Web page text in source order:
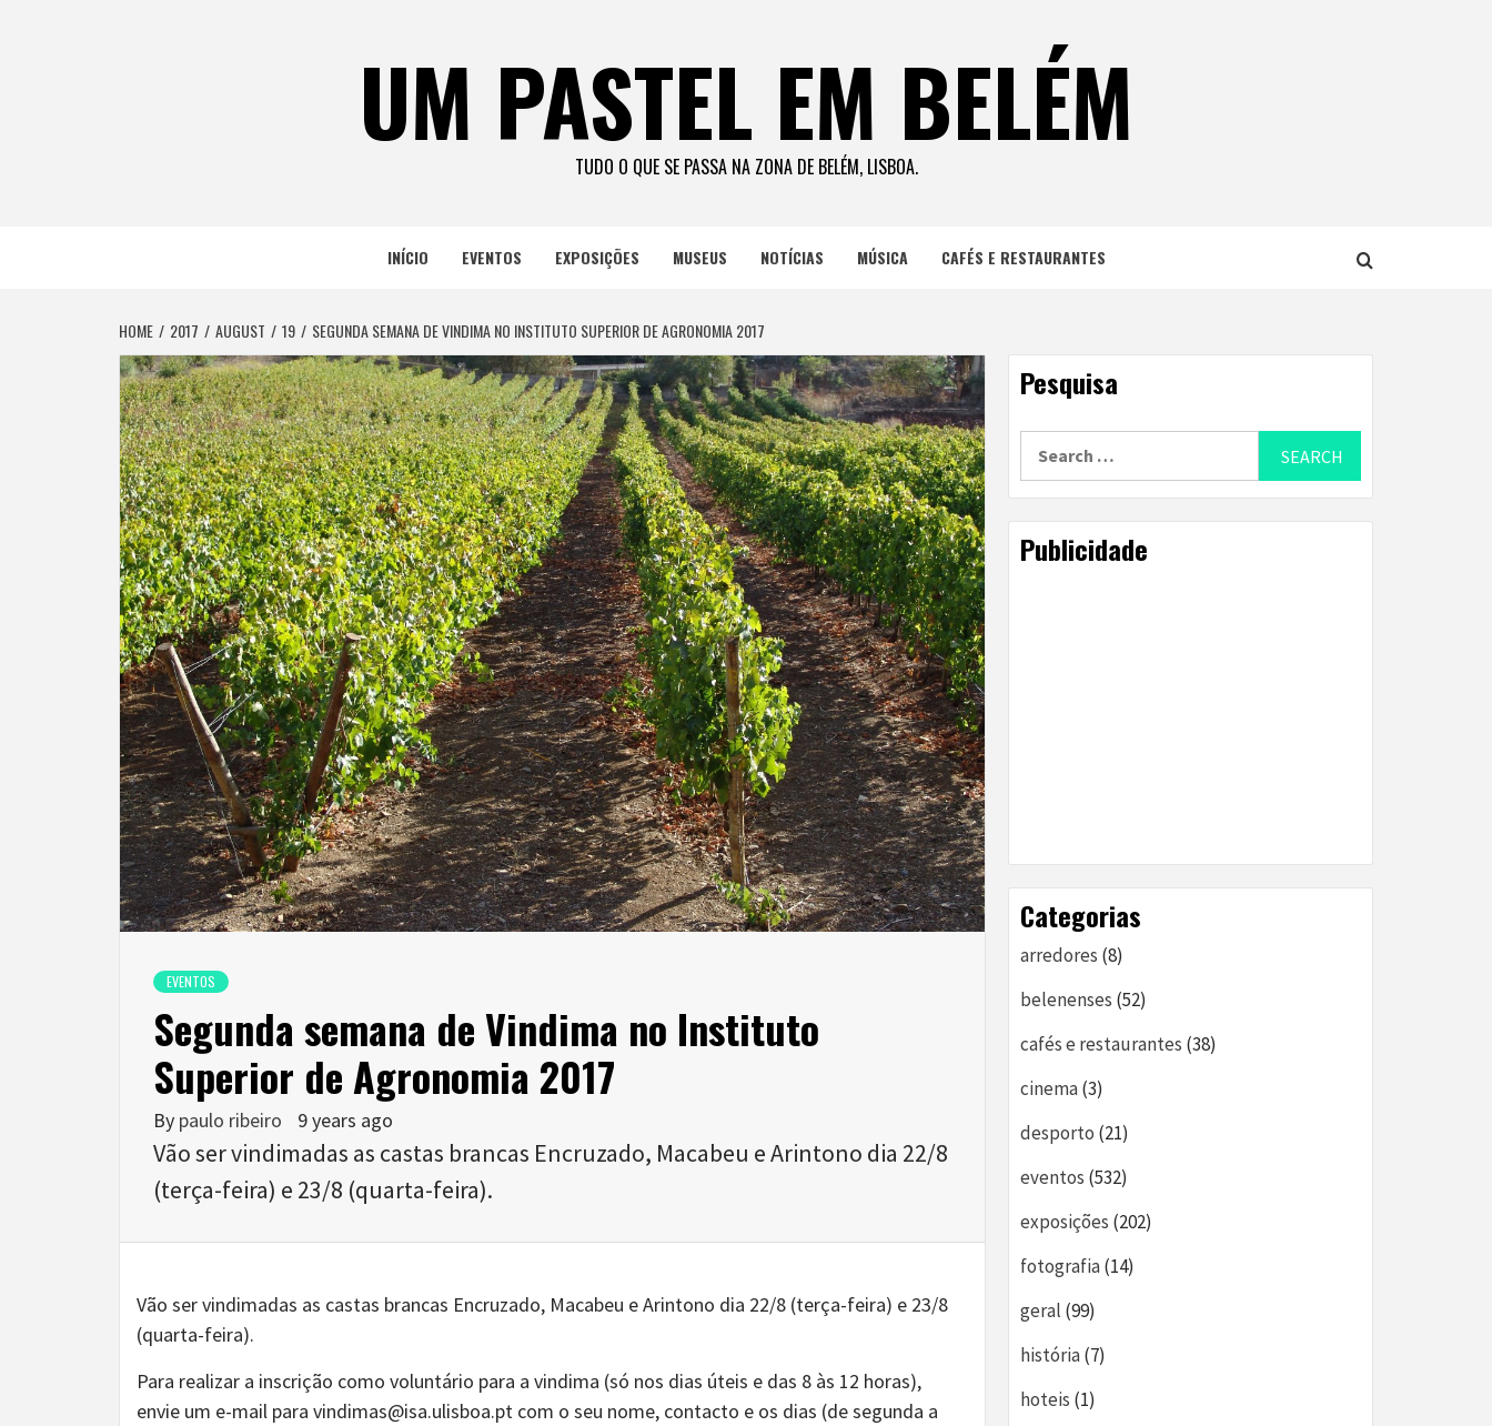
UM PASTEL EM BELÉM
TUDO O QUE SE PASSA NA ZONA DE BELÉM, LISBOA.
INÍCIO EVENTOS EXPOSIÇÕES MUSEUS NOTÍCIAS MÚSICA CAFÉS E RESTAURANTES
HOME 2017 AUGUST 19 SEGUNDA SEMANA DE VINDIMA NO INSTITUTO SUPERIOR DE AGRONOMIA 2017
EVENTOS
Segunda semana de Vindima no Instituto
Superior de Agronomia 2017
By paulo ribeiro 9 years ago
Vão ser vindimadas as castas brancas Encruzado, Macabeu e Arintono dia 22/8
(terça-feira) e 23/8 (quarta-feira).
Vão ser vindimadas as castas brancas Encruzado, Macabeu e Arintono dia 22/8 (terça-feira) e 23/8
(quarta-feira).
Para realizar a inscrição como voluntário para a vindima (só nos dias úteis e das 8 às 12 horas),
envie um e-mail para vindimas@isa.ulisboa.pt com o seu nome, contacto e os dias (de segunda a
Pesquisa
Publicidade
Categorias
arredores (8)
belenenses (52)
cafés e restaurantes (38)
cinema(3)
desporto (21)
eventos (532)
exposições (202)
fotografia(14)
geral (99)
história(7)
hoteis (1)